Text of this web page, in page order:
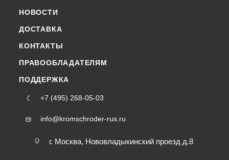
НОВОСТИ
ДОСТАВКА
КОНТАКТЫ
ПРАВООБЛАДАТЕЛЯМ
ПОДДЕРЖКА
+7 (495) 268-05-03
info@kromschroder-rus.ru
г. Москва, Нововладыкинский проезд д.8